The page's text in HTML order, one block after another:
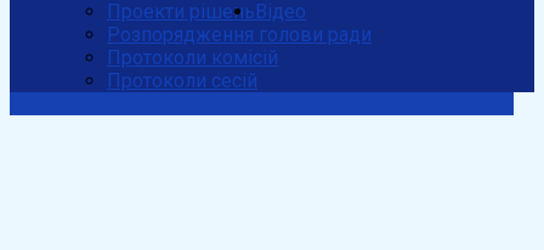
Проекти рішень
Розпорядження голови ради
Протоколи комісій
Протоколи сесій
Відео